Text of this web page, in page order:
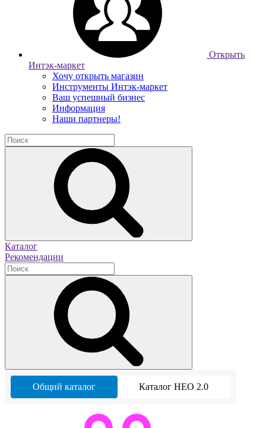
Открыть
Интэк-маркет
Хочу открыть магазин
Инструменты Интэк-маркет
Ваш успешный бизнес
Информация
Наши партнеры!
Каталог
Рекомендации
Общий каталог Каталог НЕО 2.0